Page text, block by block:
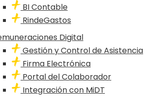
BI Contable
RindeGastos
Digital
Gestión y Control de Asistencia
Firma Electrónica
Portal del Colaborador
Integración con MiDT